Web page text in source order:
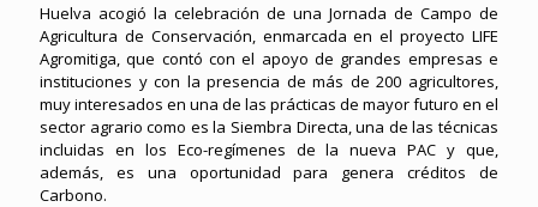
Huelva acogió la celebración de una Jornada de Campo de
Agricultura de Conservación, enmarcada en el proyecto LIFE
Agromitiga, que contó con el apoyo de grandes empresas e
instituciones y con la presencia de más de 200 agricultores,
muy interesados en una de las prácticas de mayor futuro en el
sector agrario como es la Siembra Directa, una de las técnicas
incluidas en los Eco-regímenes de la nueva PAC y que,
además, es una oportunidad para genera créditos de
Carbono.